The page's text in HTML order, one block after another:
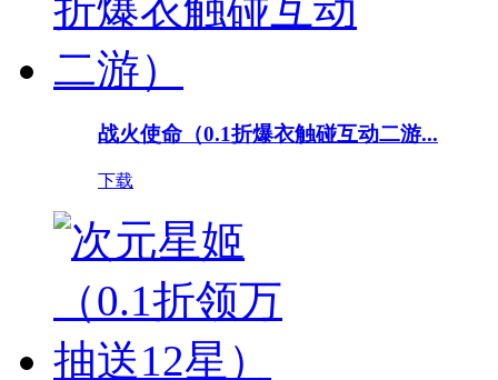
战火使命（0.1折爆衣触碰互动二游...
下载